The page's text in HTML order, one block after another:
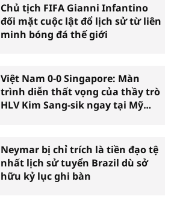
Chủ tịch FIFA Gianni Infantino
đối mặt cuộc lật đổ lịch sử từ liên
minh bóng đá thế giới
Việt Nam 0-0 Singapore: Màn
trình diễn thất vọng của thầy trò
HLV Kim Sang-sik ngay tại Mỹ
Neymar bị chỉ trích là tiền đạo tệ
nhất lịch sử tuyển Brazil dù sở
hữu kỷ lục ghi bàn